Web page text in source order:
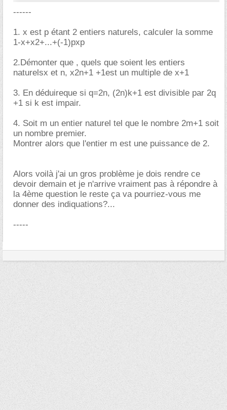
------
1. x est p étant 2 entiers naturels, calculer la somme
1-x+x2+...+(-1)pxp
2.Démonter que , quels que soient les entiers
naturelsx et n, x2n+1 +1est un multiple de x+1
3. En déduireque si q=2n, (2n)k+1 est divisible par 2q
+1 si k est impair.
4. Soit m un entier naturel tel que le nombre 2m+1 soit
un nombre premier.
Montrer alors que l'entier m est une puissance de 2.
Alors voilà j'ai un gros problème je dois rendre ce
devoir demain et je n'arrive vraiment pas à répondre à
la 4ème question le reste ça va pourriez-vous me
donner des indiquations?...
-----